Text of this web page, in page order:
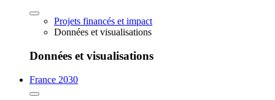
Projets financés et impact
Données et visualisations
Données et visualisations
France 2030